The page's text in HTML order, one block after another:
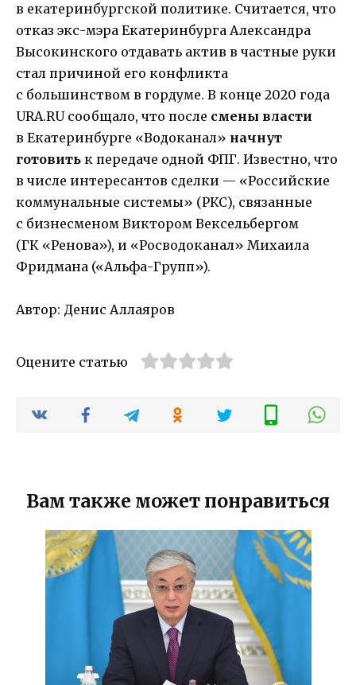
в екатеринбургской политике. Считается, что
отказ экс-мэра Екатеринбурга Александра
Высокинского отдавать актив в частные руки
стал причиной его конфликта
с большинством в гордуме. В конце 2020 года
URA.RU сообщало, что после смены власти
в Екатеринбурге «Водоканал» начнут
готовить к передаче одной ФПГ. Известно, что
в числе интересантов сделки — «Российские
коммунальные системы» (РКС), связанные
с бизнесменом Виктором Вексельбергом
(ГК «Ренова»), и «Росводоканал» Михаила
Фридмана («Альфа-Групп»).
Автор: Денис Аллаяров
Оцените статью
Вам также может понравиться